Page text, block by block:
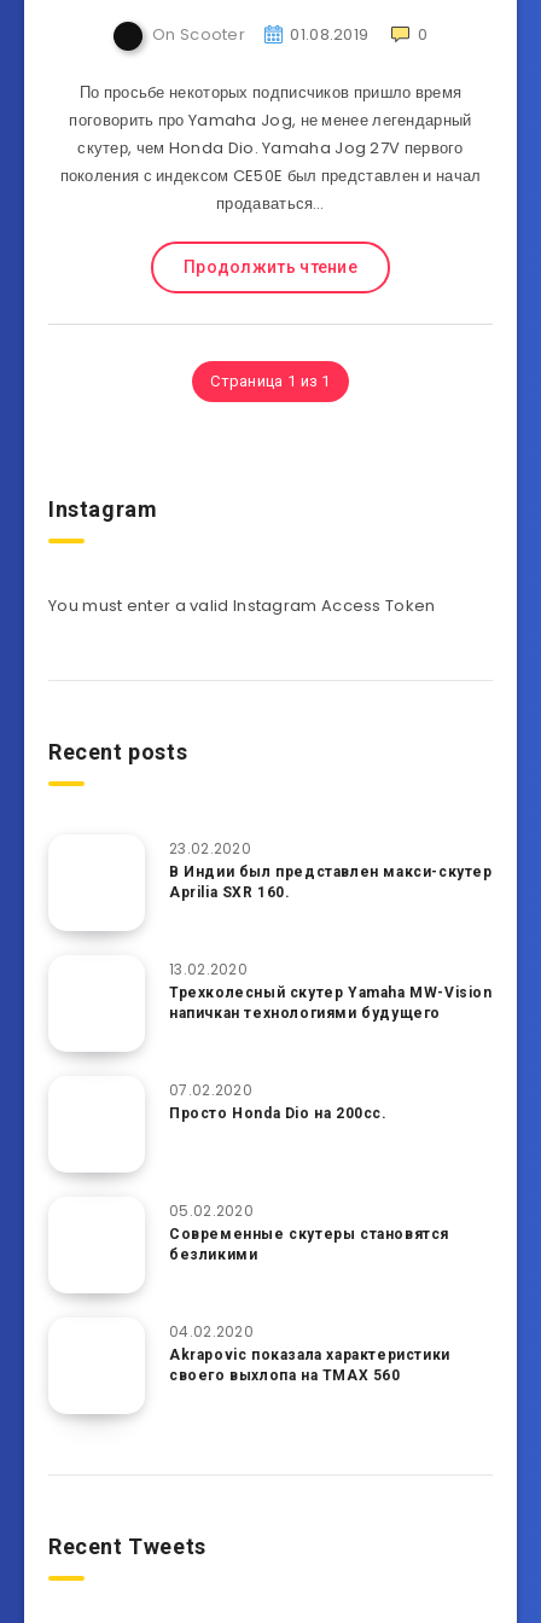
On Scooter 01.08.2019 0
По просьбе некоторых подписчиков пришло время
поговорить про Yamaha Jog, не менее легендарный
скутер, чем Honda Dio. Yamaha Jog 27V первого
поколения с индексом CE50E был представлен и начал
продаваться…
Продолжить чтение
Страница 1 из 1
Instagram
You must enter a valid Instagram Access Token
Recent posts
23.02.2020
В Индии был представлен макси-скутер
Aprilia SXR 160.
13.02.2020
Трехколесный скутер Yamaha MW-Vision
напичкан технологиями будущего
07.02.2020
Просто Honda Dio на 200cc.
05.02.2020
Современные скутеры становятся
безликими
04.02.2020
Akrapoviс показала характеристики
своего выхлопа на TMAX 560
Recent Tweets